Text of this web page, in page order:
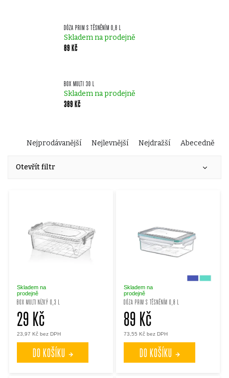
DÓZA PRIM S TĚSNĚNÍM 0,8 L
Skladem na prodejně
89 Kč
BOX MULTI 30 L
Skladem na prodejně
389 Kč
Ř
a
p
r
o
Nejprodávanější Nejlevnější Nejdražší Abecedně
Otevřít filtr
BOX MULTI NÍZKÝ 0,3 L
Skladem na
prodejně
23,97 Kč bez DPH
29 Kč
DO KOŠÍKU
DÓZA PRIM S TĚSNĚNÍM 0,8 L
Skladem na
prodejně
73,55 Kč bez DPH
89 Kč
DO KOŠÍKU